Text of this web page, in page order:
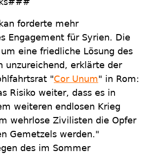
forderte mehr
Engagement für Syrien. Die
eine friedliche Lösung des
unzureichend, erklärte der
"Cor Unum" in Rom:
Risiko weiter, dass es in
weiteren endlosen Krieg
wehrlose Zivilisten die Opfer
Gemetzels werden."
des im Sommer